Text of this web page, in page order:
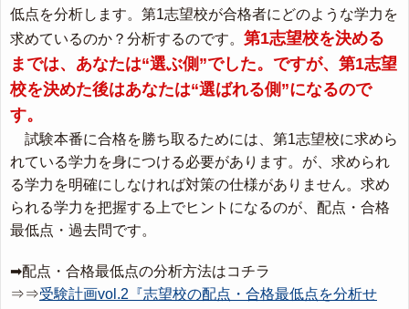
低点を分析します。第1志望校が合格者にどのような学力を
求めているのか？分析するのです。 第1志望校を決める
までは、あなたは“選ぶ側”でした。ですが、第1志望
校を決めた後はあなたは“選ばれる側”になるので
す。
試験本番に合格を勝ち取るためには、第1志望校に求めら
れている学力を身につける必要があります。が、求められ
る学力を明確にしなければ対策の仕様がありません。求め
られる学力を把握する上でヒントになるのが、配点・合格
最低点・過去問です。
➡配点・合格最低点の分析方法はコチラ
⇒⇒受験計画vol.2『志望校の配点・合格最低点を分析せ